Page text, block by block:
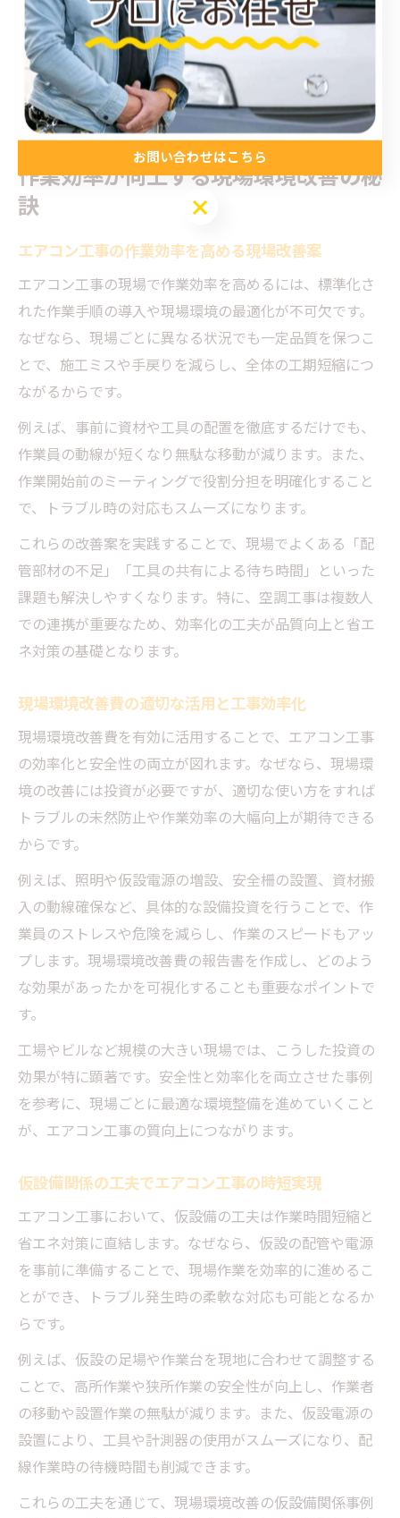
があります。工場ごとの現場環境改善を目指すには、事
前のヒアリングや現地調査を徹底し、最適な施工プラン
を立案することが大切です。
作業効率が向上する現場環境改善の秘
訣
エアコン工事の作業効率を高める現場改善案
エアコン工事の現場で作業効率を高めるには、標準化さ
れた作業手順の導入や現場環境の最適化が不可欠です。
なぜなら、現場ごとに異なる状況でも一定品質を保つこ
とで、施工ミスや手戻りを減らし、全体の工期短縮につ
ながるからです。
例えば、事前に資材や工具の配置を徹底するだけでも、
作業員の動線が短くなり無駄な移動が減ります。また、
作業開始前のミーティングで役割分担を明確化すること
で、トラブル時の対応もスムーズになります。
これらの改善案を実践することで、現場でよくある「配
管部材の不足」「工具の共有による待ち時間」といった
課題も解決しやすくなります。特に、空調工事は複数人
での連携が重要なため、効率化の工夫が品質向上と省エ
ネ対策の基礎となります。
現場環境改善費の適切な活用と工事効率化
現場環境改善費を有効に活用することで、エアコン工事
の効率化と安全性の両立が図れます。なぜなら、現場環
境の改善には投資が必要ですが、適切な使い方をすれば
トラブルの未然防止や作業効率の大幅向上が期待できる
からです。
例えば、照明や仮設電源の増設、安全柵の設置、資材搬
入の動線確保など、具体的な設備投資を行うことで、作
業員のストレスや危険を減らし、作業のスピードもアッ
プします。現場環境改善費の報告書を作成し、どのよう
な効果があったかを可視化することも重要なポイントで
す。
工場やビルなど規模の大きい現場では、こうした投資の
効果が特に顕著です。安全性と効率化を両立させた事例
を参考に、現場ごとに最適な環境整備を進めていくこと
が、エアコン工事の質向上につながります。
仮設備関係の工夫でエアコン工事の時短実現
エアコン工事において、仮設備の工夫は作業時間短縮と
省エネ対策に直結します。なぜなら、仮設の配管や電源
を事前に準備することで、現場作業を効率的に進めるこ
とができ、トラブル発生時の柔軟な対応も可能となるか
らです。
例えば、仮設の足場や作業台を現地に合わせて調整する
ことで、高所作業や狭所作業の安全性が向上し、作業者
の移動や設置作業の無駄が減ります。また、仮設電源の
設置により、工具や計測器の使用がスムーズになり、配
線作業時の待機時間も削減できます。
これらの工夫を通じて、現場環境改善の仮設備関係事例
お問い合わせはこちら
お問い合わせはこちら